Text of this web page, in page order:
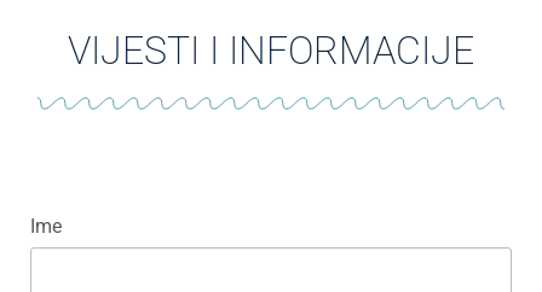
VIJESTI I INFORMACIJE
Ime